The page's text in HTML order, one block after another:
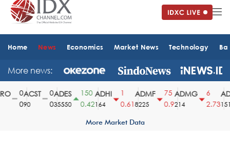
Home News Economics Market News Technology
More news:
ACST
90
ADES
35550
150
0.42
ADHI
164
0.61
ADMF
8225
75
0.9
ADMG
214
2.731510
More Market Data